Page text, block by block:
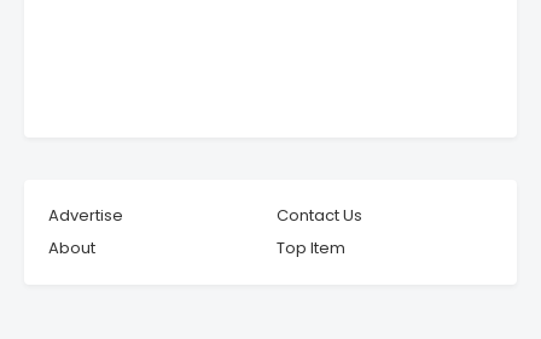
Advertise
Contact Us
About
Top Item